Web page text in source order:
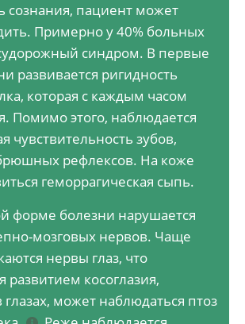
сознания, пациент может
Примерно у 40% больных
синдром. В первые
развивается ригидность
которая с каждым часом
Помимо этого, наблюдается
чувствительность зубов,
рефлексов. На коже
геморрагическая сыпь.
форме болезни нарушается
мозговых нервов. Чаще
нервы глаз, что
развитием косоглазия,
может наблюдаться птоз